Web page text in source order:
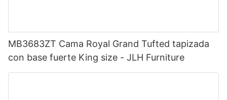
MB3683ZT Cama Royal Grand Tufted tapizada
con base fuerte King size - JLH Furniture